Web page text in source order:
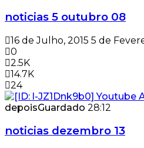
noticias 5 outubro 08
16 de Julho, 2015 5 de
0
2.5K
14.7K
24
depoisGuardado 28:12
noticias dezembro 13